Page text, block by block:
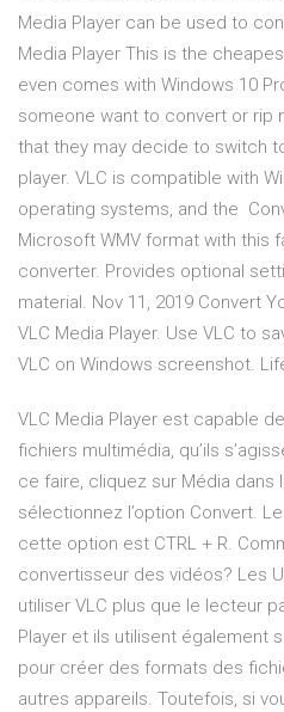
Media Player can be used to
Media Player This is the
even comes with Windows 10
someone want to convert or rip
that they may decide to switch
player. VLC is compatible with
operating systems, and the
Microsoft WMV format with this
converter. Provides optional
material. Nov 11, 2019 Convert
VLC Media Player. Use VLC to
VLC on Windows screenshot.
VLC Media Player est capable
fichiers multimédia, qu’ils
ce faire, cliquez sur Média dans
sélectionnez l’option Convert.
cette option est CTRL + R.
convertisseur des vidéos? Les
utiliser VLC plus que le lecteur
Player et ils utilisent également
pour créer des formats des
autres appareils. Toutefois, si